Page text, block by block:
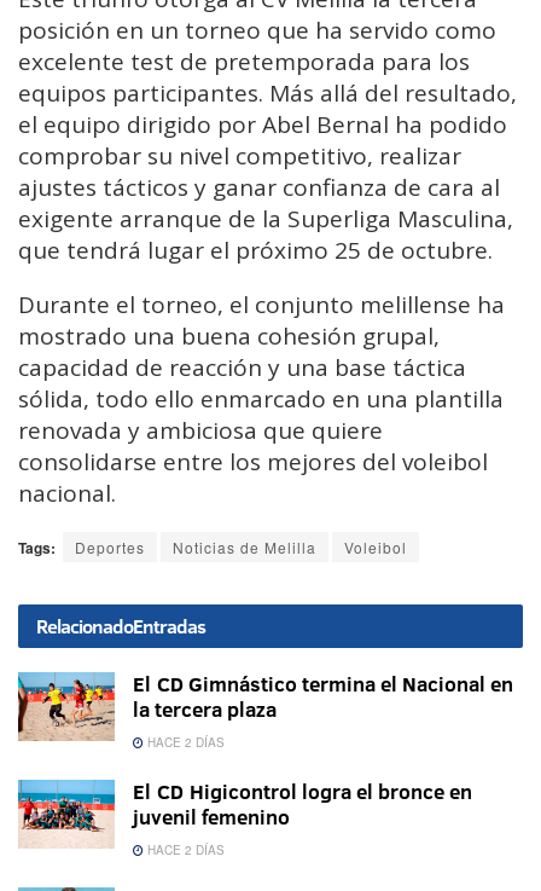
posición en un torneo que ha servido como
excelente test de pretemporada para los
equipos participantes. Más allá del resultado,
el equipo dirigido por Abel Bernal ha podido
comprobar su nivel competitivo, realizar
ajustes tácticos y ganar confianza de cara al
exigente arranque de la Superliga Masculina,
que tendrá lugar el próximo 25 de octubre.
Durante el torneo, el conjunto melillense ha
mostrado una buena cohesión grupal,
capacidad de reacción y una base táctica
sólida, todo ello enmarcado en una plantilla
renovada y ambiciosa que quiere
consolidarse entre los mejores del voleibol
nacional.
Tags: Deportes Noticias de Melilla Voleibol
RelacionadoEntradas
El CD Gimnástico termina el Nacional en
la tercera plaza
HACE 2 DÍAS
El CD Higicontrol logra el bronce en
juvenil femenino
HACE 2 DÍAS